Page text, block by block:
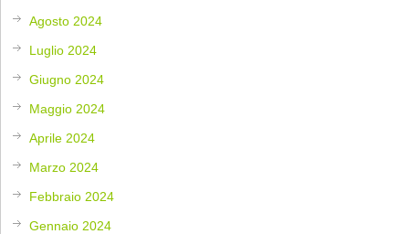
Agosto 2024
Luglio 2024
Giugno 2024
Maggio 2024
Aprile 2024
Marzo 2024
Febbraio 2024
Gennaio 2024